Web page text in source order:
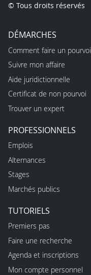
© Tous droits réservés
DÉMARCHES
Comment faire un pourvoi
Suivre mon affaire
Aide juridictionnelle
Certificat de non pourvoi
Trouver un expert
PROFESSIONNELS
Emplois
Alternances
Stages
Marchés publics
TUTORIELS
Premiers pas
Faire une recherche
Agenda et inscriptions
Mon compte personnel